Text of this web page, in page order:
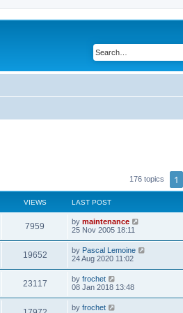
176 topics 1
VIEWS LAST POST
7959 by maintenance
25 Nov 2005 18:11
19652 by Pascal Lemoine
24 Aug 2020 11:02
23117 by frochet
08 Jan 2018 13:48
by frochet